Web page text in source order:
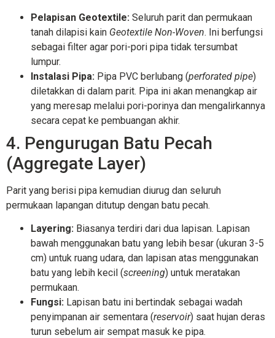
Pelapisan Geotextile: Seluruh parit dan permukaan
tanah dilapisi kain Geotextile Non-Woven. Ini berfungsi
sebagai filter agar pori-pori pipa tidak tersumbat
lumpur.
Instalasi Pipa: Pipa PVC berlubang (perforated pipe)
diletakkan di dalam parit. Pipa ini akan menangkap air
yang meresap melalui pori-porinya dan mengalirkannya
secara cepat ke pembuangan akhir.
4. Pengurugan Batu Pecah
(Aggregate Layer)
Parit yang berisi pipa kemudian diurug dan seluruh
permukaan lapangan ditutup dengan batu pecah.
Layering: Biasanya terdiri dari dua lapisan. Lapisan
bawah menggunakan batu yang lebih besar (ukuran 3-5
cm) untuk ruang udara, dan lapisan atas menggunakan
batu yang lebih kecil (screening) untuk meratakan
permukaan.
Fungsi: Lapisan batu ini bertindak sebagai wadah
penyimpanan air sementara (reservoir) saat hujan deras
turun sebelum air sempat masuk ke pipa.